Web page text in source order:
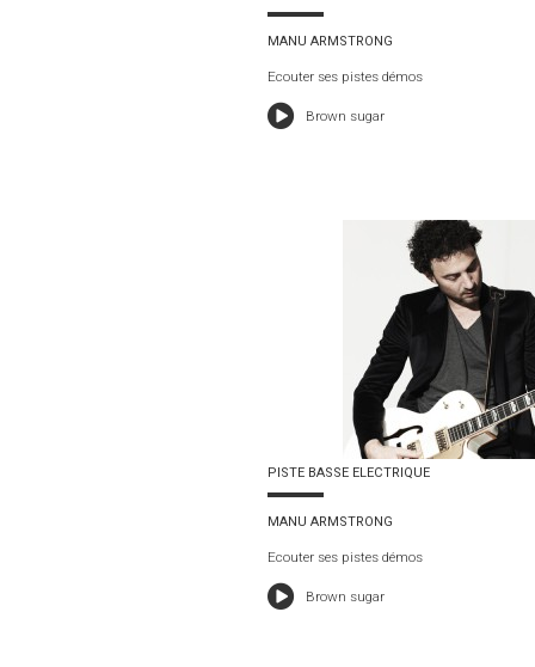
MANU ARMSTRONG
Ecouter ses pistes démos
Brown sugar
PISTE BASSE ELECTRIQUE
MANU ARMSTRONG
Ecouter ses pistes démos
Brown sugar